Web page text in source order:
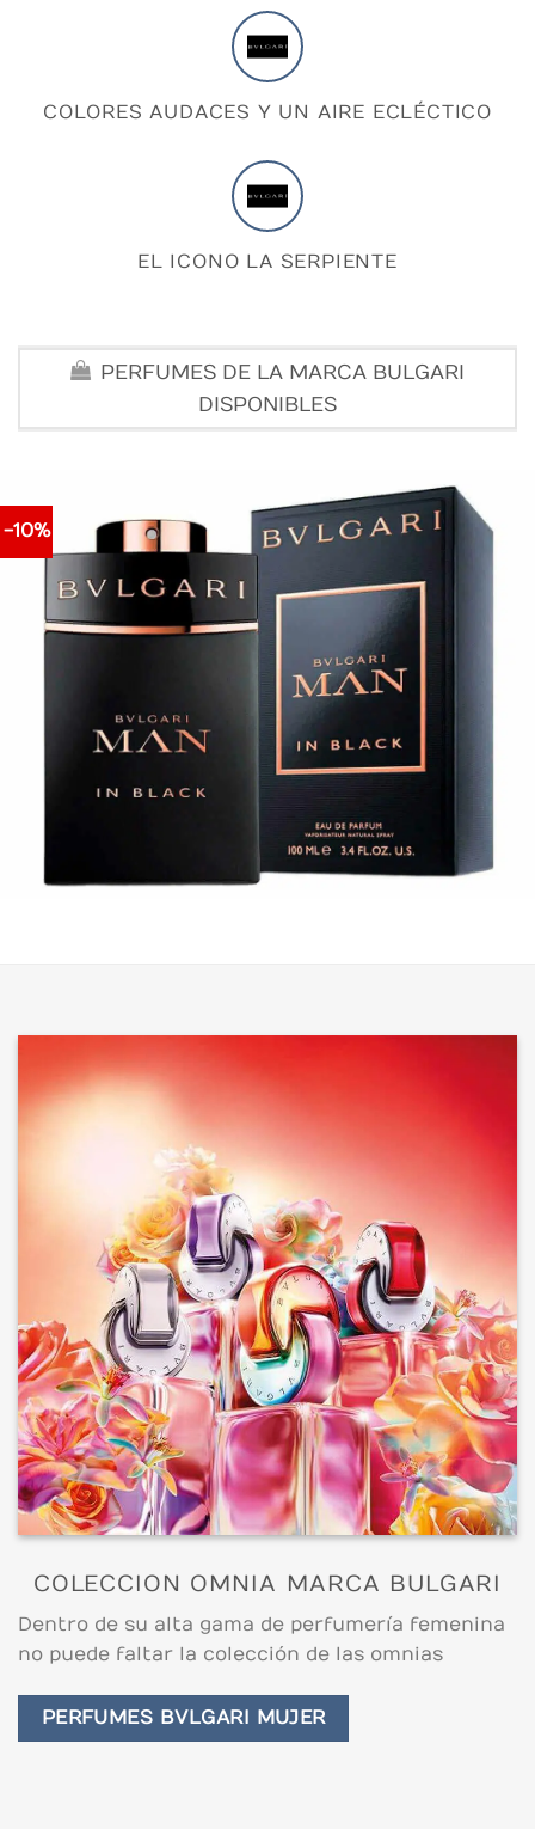
COLORES AUDACES Y UN AIRE ECLÉCTICO
EL ICONO LA SERPIENTE
PERFUMES DE LA MARCA BULGARI
DISPONIBLES
-10%
Perfume Bvlgari Man In Black EDP
$460.000 Original
$460.000.
$412.000 Current
price
is:
$412.000.
COLECCION OMNIA MARCA BULGARI
Dentro de su alta gama de perfumería femenina
no puede faltar la colección de las omnias
PERFUMES BVLGARI MUJER